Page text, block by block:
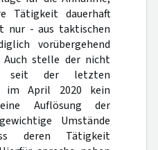
Tätigkeit dauerhaft
nur - aus taktischen
vorübergehend
stelle der nicht
seit der letzten
im April 2020 kein
Auflösung der
Umstände
deren Tätigkeit